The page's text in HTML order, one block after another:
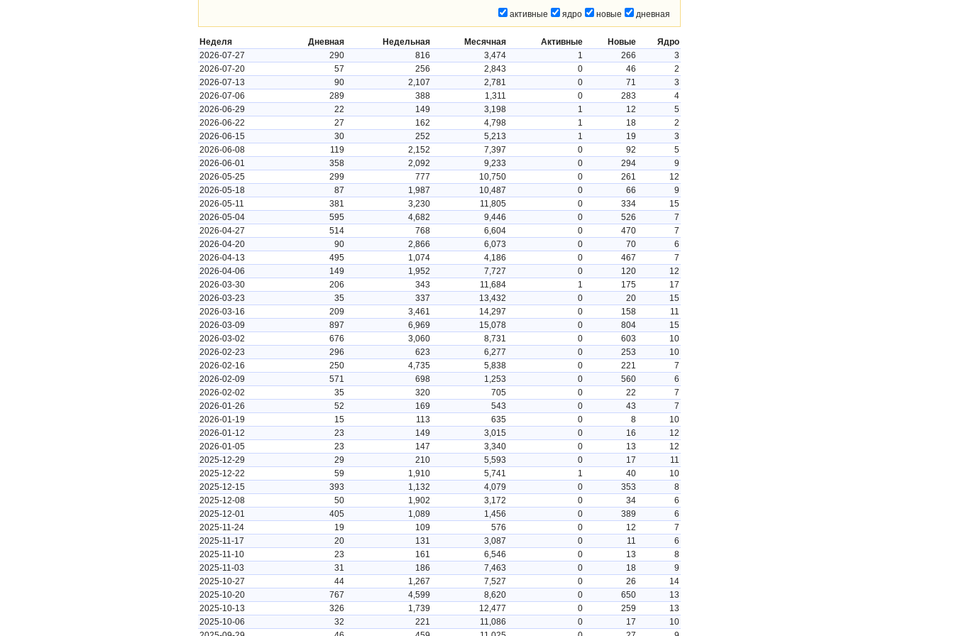
активные ядро новые дневная
Неделя Дневная Недельная Месячная Активные Новые
Ядро
2026-07-27
290 816 3,474 1 266
3
2026-07-20
57 256 2,843 0 46
2
2026-07-13
90 2,107 2,781 0 71
3
2026-07-06
289 388 1,311 0 283
4
2026-06-29
22 149 3,198 1 12
5
2026-06-22
27 162 4,798 1 18
2
2026-06-15
30 252 5,213 1 19
3
2026-06-08
119 2,152 7,397 0 92
5
2026-06-01
358 2,092 9,233 0 294
9
2026-05-25
299 777 10,750 0 261
12
2026-05-18
87 1,987 10,487 0 66
9
2026-05-11
381 3,230 11,805 0 334
15
2026-05-04
595 4,682 9,446 0 526
7
2026-04-27
514 768 6,604 0 470
7
2026-04-20
90 2,866 6,073 0 70
6
2026-04-13
495 1,074 4,186 0 467
7
2026-04-06
149 1,952 7,727 0 120
12
2026-03-30
206 343 11,684 1 175
17
2026-03-23
35 337 13,432 0 20
15
2026-03-16
209 3,461 14,297 0 158
11
2026-03-09
897 6,969 15,078 0 804
15
2026-03-02
676 3,060 8,731 0 603
10
2026-02-23
296 623 6,277 0 253
10
2026-02-16
250 4,735 5,838 0 221
7
2026-02-09
571 698 1,253 0 560
6
2026-02-02
35 320 705 0 22
7
2026-01-26
52 169 543 0 43
7
2026-01-19
15 113 635 0 8
10
2026-01-12
23 149 3,015 0 16
12
2026-01-05
23 147 3,340 0 13
12
2025-12-29
29 210 5,593 0 17
11
2025-12-22
59 1,910 5,741 1 40
10
2025-12-15
393 1,132 4,079 0 353
8
2025-12-08
50 1,902 3,172 0 34
6
2025-12-01
405 1,089 1,456 0 389
6
2025-11-24
19 109 576 0 12
7
2025-11-17
20 131 3,087 0 11
6
2025-11-10
23 161 6,546 0 13
8
2025-11-03
31 186 7,463 0 18
9
2025-10-27
44 1,267 7,527 0 26
14
2025-10-20
767 4,599 8,620 0 650
13
2025-10-13
326 1,739 12,477 0 259
13
2025-10-06
32 221 11,086 0 17
10